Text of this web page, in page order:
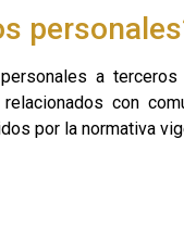
a
con
por la normativa